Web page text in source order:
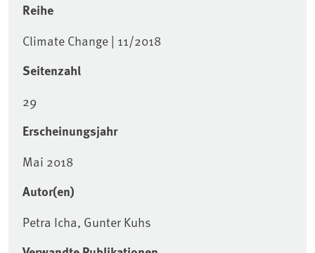
Reihe
Climate Change | 11/2018
Seitenzahl
29
Erscheinungsjahr
Mai 2018
Autor(en)
Petra Icha, Gunter Kuhs